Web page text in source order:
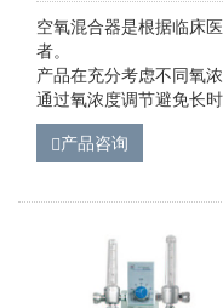
空氧混合器是根据临床
者。
产品在充分考虑不同氧
通过氧浓度调节避免长
产品咨询